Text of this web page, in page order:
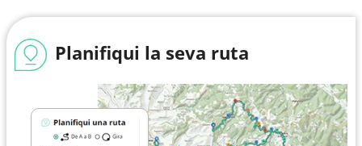
Planifiqui la seva ruta